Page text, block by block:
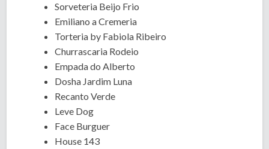
Sorveteria Beijo Frio
Emiliano a Cremeria
Torteria by Fabiola Ribeiro
Churrascaria Rodeio
Empada do Alberto
Dosha Jardim Luna
Recanto Verde
Leve Dog
Face Burguer
House 143